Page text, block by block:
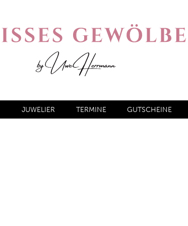
JUWELIER TERMINE GUTSCHEINE